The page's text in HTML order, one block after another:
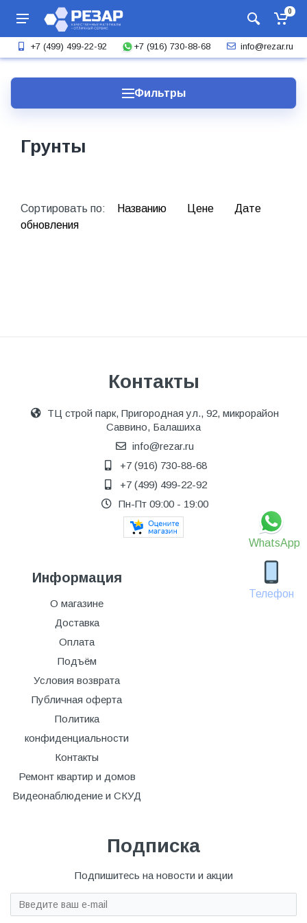
WhatsApp
Телефон
0
+7 (499) 499-22-92 +7 (916) 730-88-68 info@rezar.ru
Фильтры
Грунты
Сортировать по: Названию Цене
Дате
обновления
Контакты
ТЦ строй парк, Пригородная ул., 92, микрорайон
Саввино, Балашиха
info@rezar.ru
+7 (916) 730-88-68
+7 (499) 499-22-92
Пн-Пт 09:00 - 19:00
Информация
О магазине
Доставка
Оплата
Подъём
Условия возврата
Публичная оферта
Политика
конфиденциальности
Контакты
Ремонт квартир и домов
Видеонаблюдение и СКУД
Подписка
Подпишитесь на новости и акции